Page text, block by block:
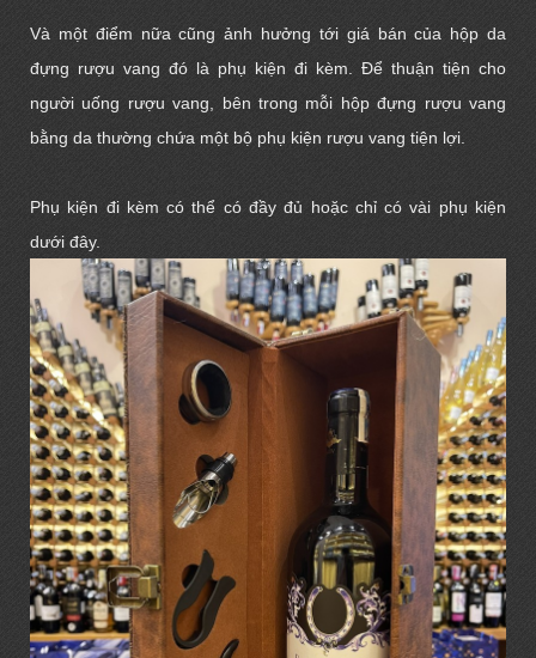
Và một điểm nữa cũng ảnh hưởng tới giá bán của hộp da
đựng rượu vang đó là phụ kiện đi kèm. Để thuận tiện cho
người uống rượu vang, bên trong mỗi hộp đựng rượu vang
bằng da thường chứa một bộ phụ kiện rượu vang tiện lợi.
Phụ kiện đi kèm có thể có đầy đủ hoặc chỉ có vài phụ kiện
dưới đây.